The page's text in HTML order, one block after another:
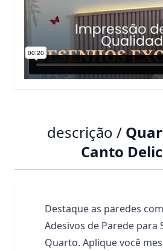
descrição /
Canto
Destaque as paredes
Adesivos de Parede para
Quarto. Aplique você